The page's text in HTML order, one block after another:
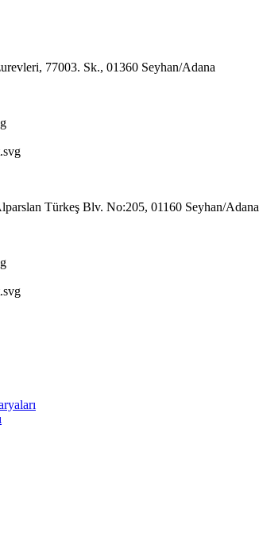
77003. Sk., 01360 Seyhan/Adana
Türkeş Blv. No:205, 01160 Seyhan/Adana